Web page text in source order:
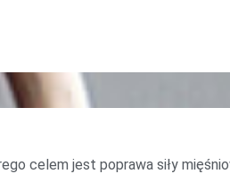
celem jest poprawa siły